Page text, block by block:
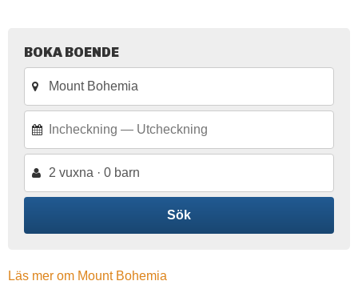
BOKA BOENDE
2 vuxna · 0 barn
Sök
Läs mer om Mount Bohemia